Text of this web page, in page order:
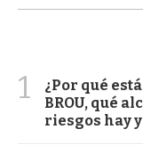
1
¿Por qué
BROU, qué
riesgos hay